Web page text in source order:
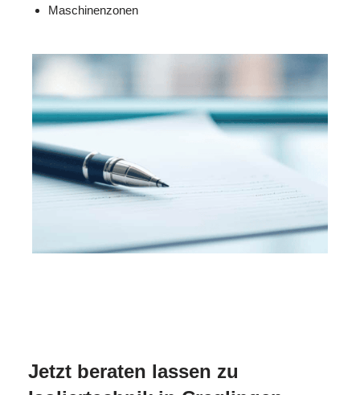
Maschinenzonen
Jetzt beraten lassen zu